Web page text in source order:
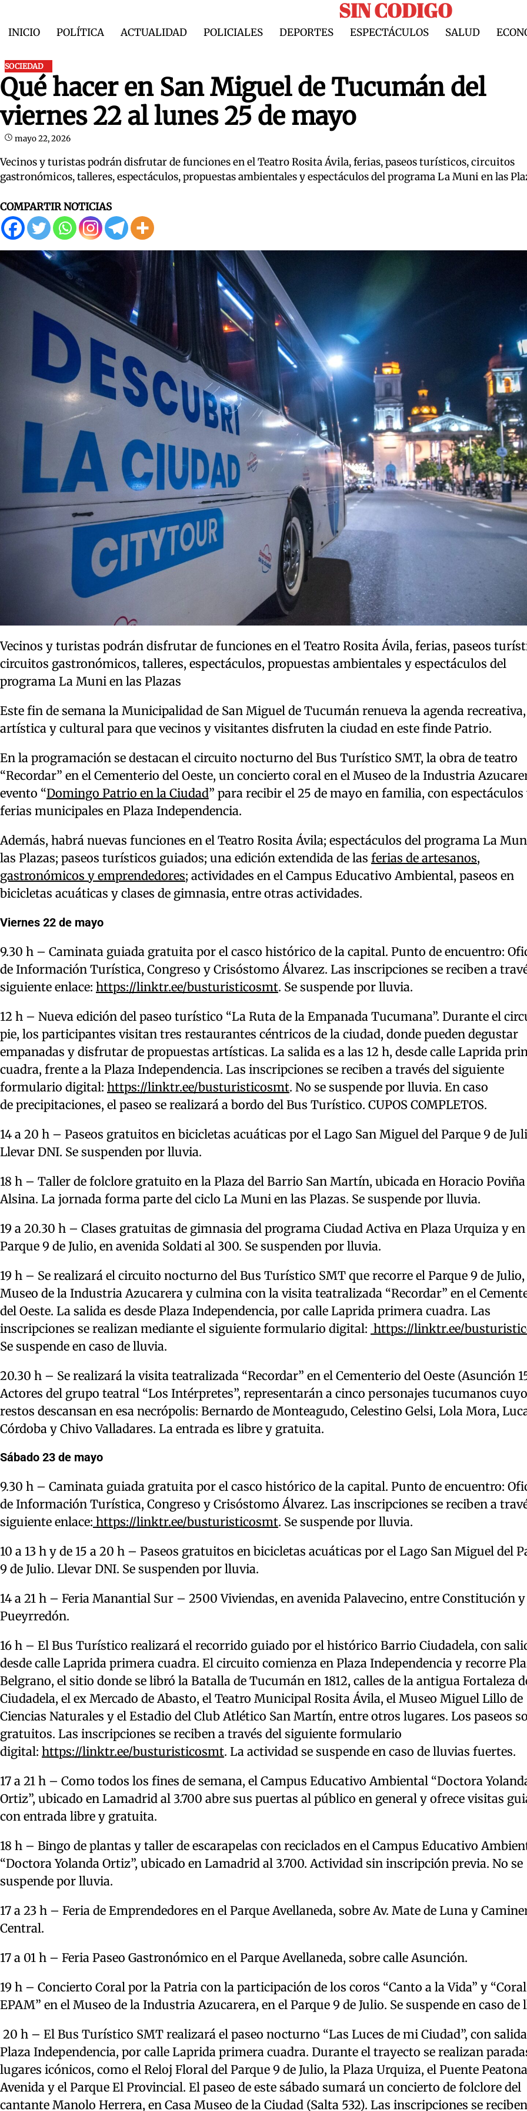
content
SIN CODIGO
INICIO POLÍTICA ACTUALIDAD POLICIALES DEPORTES ESPECTÁCULOS SALUD
SOCIEDAD
Qué hacer en San Miguel de Tucumán del
viernes 22 al lunes 25 de mayo
mayo 22, 2026
Vecinos y turistas podrán disfrutar de funciones en el Teatro Rosita Ávila, ferias, paseos turísticos, circuitos
gastronómicos, talleres, espectáculos, propuestas ambientales y espectáculos del programa La Muni en las
COMPARTIR NOTICIAS
Vecinos y turistas podrán disfrutar de funciones en el Teatro Rosita Ávila, ferias, paseos
circuitos gastronómicos, talleres, espectáculos, propuestas ambientales y espectáculos del
programa La Muni en las Plazas
Este fin de semana la Municipalidad de San Miguel de Tucumán renueva la agenda recreativa,
artística y cultural para que vecinos y visitantes disfruten la ciudad en este finde Patrio.
En la programación se destacan el circuito nocturno del Bus Turístico SMT, la obra de teatro
“Recordar” en el Cementerio del Oeste, un concierto coral en el Museo de la Industria
evento “Domingo Patrio en la Ciudad” para recibir el 25 de mayo en familia, con espectáculos
ferias municipales en Plaza Independencia.
Además, habrá nuevas funciones en el Teatro Rosita Ávila; espectáculos del programa La
las Plazas; paseos turísticos guiados; una edición extendida de las ferias de artesanos,
gastronómicos y emprendedores; actividades en el Campus Educativo Ambiental, paseos en
bicicletas acuáticas y clases de gimnasia, entre otras actividades.
Viernes 22 de mayo
9.30 h – Caminata guiada gratuita por el casco histórico de la capital. Punto de encuentro:
de Información Turística, Congreso y Crisóstomo Álvarez. Las inscripciones se reciben a
siguiente enlace: https://linktr.ee/busturisticosmt. Se suspende por lluvia.
12 h – Nueva edición del paseo turístico “La Ruta de la Empanada Tucumana”. Durante el
pie, los participantes visitan tres restaurantes céntricos de la ciudad, donde pueden degustar
empanadas y disfrutar de propuestas artísticas. La salida es a las 12 h, desde calle Laprida
cuadra, frente a la Plaza Independencia. Las inscripciones se reciben a través del siguiente
formulario digital: https://linktr.ee/busturisticosmt. No se suspende por lluvia. En caso
de precipitaciones, el paseo se realizará a bordo del Bus Turístico. CUPOS COMPLETOS.
14 a 20 h – Paseos gratuitos en bicicletas acuáticas por el Lago San Miguel del Parque 9 de
Llevar DNI. Se suspenden por lluvia.
18 h – Taller de folclore gratuito en la Plaza del Barrio San Martín, ubicada en Horacio
Alsina. La jornada forma parte del ciclo La Muni en las Plazas. Se suspende por lluvia.
19 a 20.30 h – Clases gratuitas de gimnasia del programa Ciudad Activa en Plaza Urquiza y en
Parque 9 de Julio, en avenida Soldati al 300. Se suspenden por lluvia.
19 h – Se realizará el circuito nocturno del Bus Turístico SMT que recorre el Parque 9 de Julio,
Museo de la Industria Azucarera y culmina con la visita teatralizada “Recordar” en el
del Oeste. La salida es desde Plaza Independencia, por calle Laprida primera cuadra. Las
inscripciones se realizan mediante el siguiente formulario digital: https://linktr.ee/
Se suspende en caso de lluvia.
20.30 h – Se realizará la visita teatralizada “Recordar” en el Cementerio del Oeste (Asunción
Actores del grupo teatral “Los Intérpretes”, representarán a cinco personajes tucumanos
restos descansan en esa necrópolis: Bernardo de Monteagudo, Celestino Gelsi, Lola Mora,
Córdoba y Chivo Valladares. La entrada es libre y gratuita.
Sábado 23 de mayo
9.30 h – Caminata guiada gratuita por el casco histórico de la capital. Punto de encuentro:
de Información Turística, Congreso y Crisóstomo Álvarez. Las inscripciones se reciben a
siguiente enlace: https://linktr.ee/busturisticosmt. Se suspende por lluvia.
10 a 13 h y de 15 a 20 h – Paseos gratuitos en bicicletas acuáticas por el Lago San Miguel del
9 de Julio. Llevar DNI. Se suspenden por lluvia.
14 a 21 h – Feria Manantial Sur – 2500 Viviendas, en avenida Palavecino, entre Constitución y
Pueyrredón.
16 h – El Bus Turístico realizará el recorrido guiado por el histórico Barrio Ciudadela, con
desde calle Laprida primera cuadra. El circuito comienza en Plaza Independencia y recorre
Belgrano, el sitio donde se libró la Batalla de Tucumán en 1812, calles de la antigua Fortaleza
Ciudadela, el ex Mercado de Abasto, el Teatro Municipal Rosita Ávila, el Museo Miguel Lillo de
Ciencias Naturales y el Estadio del Club Atlético San Martín, entre otros lugares. Los paseos
gratuitos. Las inscripciones se reciben a través del siguiente formulario
digital: https://linktr.ee/busturisticosmt. La actividad se suspende en caso de lluvias fuertes.
17 a 21 h – Como todos los fines de semana, el Campus Educativo Ambiental “Doctora
Ortiz”, ubicado en Lamadrid al 3.700 abre sus puertas al público en general y ofrece visitas
con entrada libre y gratuita.
18 h – Bingo de plantas y taller de escarapelas con reciclados en el Campus Educativo
“Doctora Yolanda Ortiz”, ubicado en Lamadrid al 3.700. Actividad sin inscripción previa. No se
suspende por lluvia.
17 a 23 h – Feria de Emprendedores en el Parque Avellaneda, sobre Av. Mate de Luna y
Central.
17 a 01 h – Feria Paseo Gastronómico en el Parque Avellaneda, sobre calle Asunción.
19 h – Concierto Coral por la Patria con la participación de los coros “Canto a la Vida” y “Coral
EPAM” en el Museo de la Industria Azucarera, en el Parque 9 de Julio. Se suspende en caso de
20 h – El Bus Turístico SMT realizará el paseo nocturno “Las Luces de mi Ciudad”, con
Plaza Independencia, por calle Laprida primera cuadra. Durante el trayecto se realizan
lugares icónicos, como el Reloj Floral del Parque 9 de Julio, la Plaza Urquiza, el Puente
Avenida y el Parque El Provincial. El paseo de este sábado sumará un concierto de folclore del
cantante Manolo Herrera, en Casa Museo de la Ciudad (Salta 532). Las inscripciones se